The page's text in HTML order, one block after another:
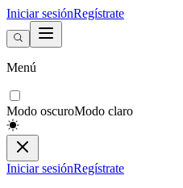
Iniciar sesiónRegístrate
Menú
Modo oscuroModo claro
Iniciar sesiónRegístrate